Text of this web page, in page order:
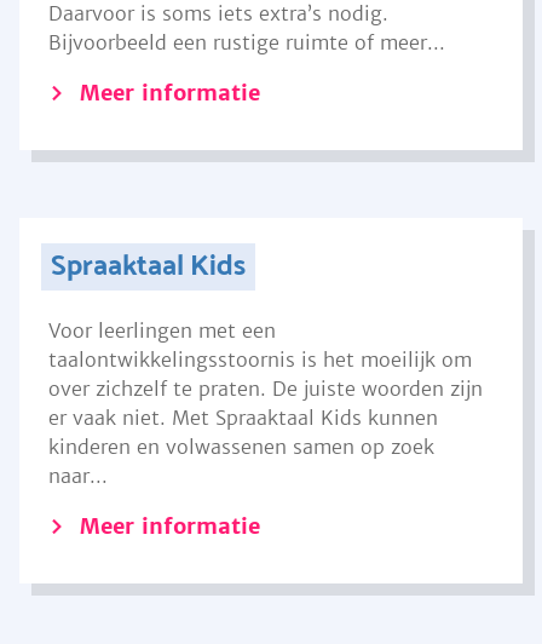
Daarvoor is soms iets extra’s nodig.
Bijvoorbeeld een rustige ruimte of meer...
Meer informatie
Spraaktaal Kids
Voor leerlingen met een
taalontwikkelingsstoornis is het moeilijk om
over zichzelf te praten. De juiste woorden zijn
er vaak niet. Met Spraaktaal Kids kunnen
kinderen en volwassenen samen op zoek
naar...
Meer informatie